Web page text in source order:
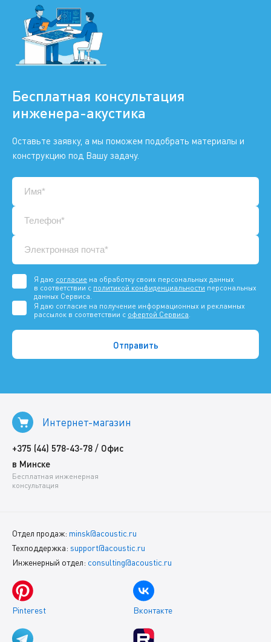
Бесплатная консультация
инженера-акустика
Оставьте заявку, а мы поможем подобрать материалы и
конструкцию под Вашу задачу.
Я даю согласие на обработку своих персональных данных
в соответствии с политикой конфиденциальности персональных
данных Сервиса.
Я даю согласие на получение информационных и рекламных
рассылок в соответствии с офертой Сервиса
Интернет-магазин
+375 (44) 578-43-78 / Офис
в Минске
Бесплатная инженерная
консультация
Отдел продаж: minsk@acoustic.ru
Техподдержка: support@acoustic.ru
Инженерный отдел: consulting@acoustic.ru
Pinterest Вконтакте